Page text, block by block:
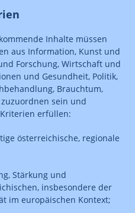
Inhalte müssen
aus Information, Kunst und
Forschung, Wirtschaft und
und Gesundheit, Politik,
Brauchtum,
sein und
erfüllen:
österreichische, regionale
Stärkung und
insbesondere der
im europäischen Kontext;